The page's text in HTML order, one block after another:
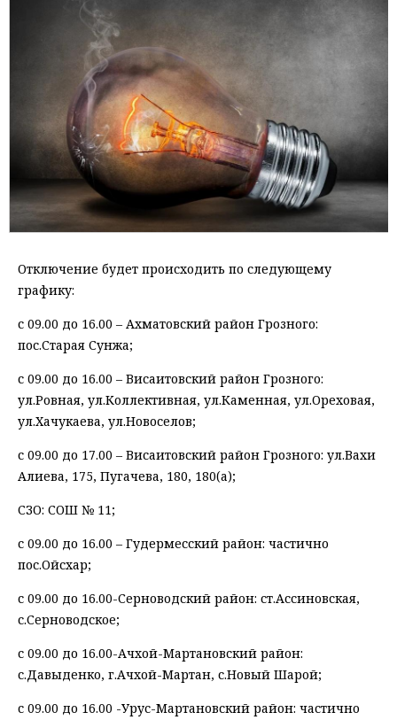
Отключение будет происходить по следующему
графику:
с 09.00 до 16.00 – Ахматовский район Грозного:
пос.Старая Сунжа;
с 09.00 до 16.00 – Висаитовский район Грозного:
ул.Ровная, ул.Коллективная, ул.Каменная, ул.Ореховая,
ул.Хачукаева, ул.Новоселов;
с 09.00 до 17.00 – Висаитовский район Грозного: ул.Вахи
Алиева, 175, Пугачева, 180, 180(а);
СЗО: СОШ № 11;
с 09.00 до 16.00 – Гудермесский район: частично
пос.Ойсхар;
с 09.00 до 16.00-Серноводский район: ст.Ассиновская,
с.Серноводское;
с 09.00 до 16.00-Ачхой-Мартановский район:
с.Давыденко, г.Ачхой-Мартан, с.Новый Шарой;
с 09.00 до 16.00 -Урус-Мартановский район: частично